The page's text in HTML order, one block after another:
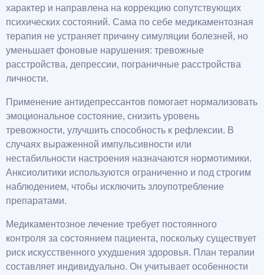
характер и направлена на коррекцию сопутствующих
психических состояний. Сама по себе медикаментозная
терапия не устраняет причину симуляции болезней, но
уменьшает фоновые нарушения: тревожные
расстройства, депрессии, пограничные расстройства
личности.
Применение антидепрессантов помогает нормализовать
эмоциональное состояние, снизить уровень
тревожности, улучшить способность к рефлексии. В
случаях выраженной импульсивности или
нестабильности настроения назначаются нормотимики.
Анксиолитики используются ограниченно и под строгим
наблюдением, чтобы исключить злоупотребление
препаратами.
Медикаментозное лечение требует постоянного
контроля за состоянием пациента, поскольку существует
риск искусственного ухудшения здоровья. План терапии
составляет индивидуально. Он учитывает особенности